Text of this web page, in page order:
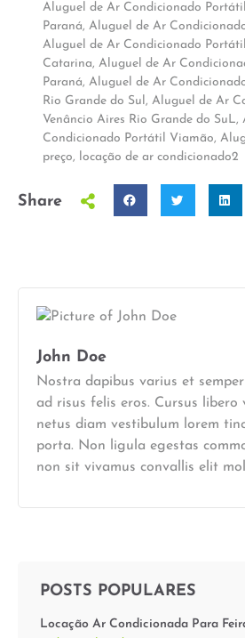
Aluguel de Ar Condicionado
Paraná, Aluguel de Ar
Aluguel de Ar Condicionado
Catarina, Aluguel de Ar
Paraná, Aluguel de Ar
Rio Grande do Sul, Aluguel de Ar
Venâncio Aires Rio Grande do SuL,
Condicionado Portátil Viamão,
preço, locação de ar condicionado2
Share
John Doe
Nostra dapibus varius et
ad risus felis eros. Cursus libero
netus diam vestibulum lorem
porta. Non ligula egestas
non sit vivamus convallis elit
POSTS POPULARES
Locação Ar Condicionada Para